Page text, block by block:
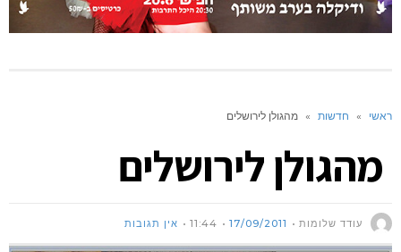
ראשי » חדשות » מהגולן לירושלים
מהגולן לירושלים
עודד שלומות 17/09/2011
11:44 אין תגובות